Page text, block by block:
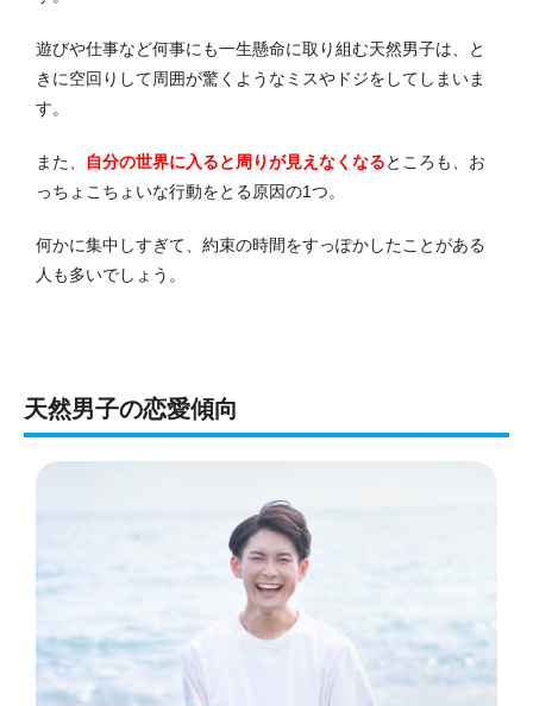
遊びや仕事など何事にも一生懸命に取り組む天然男子は、と
きに空回りして周囲が驚くようなミスやドジをしてしまいま
す。
また、 自分の世界に入ると周りが見えなくなるところも、お
っちょこちょいな行動をとる原因の1つ。
何かに集中しすぎて、約束の時間をすっぽかしたことがある
人も多いでしょう。
天然男子の恋愛傾向